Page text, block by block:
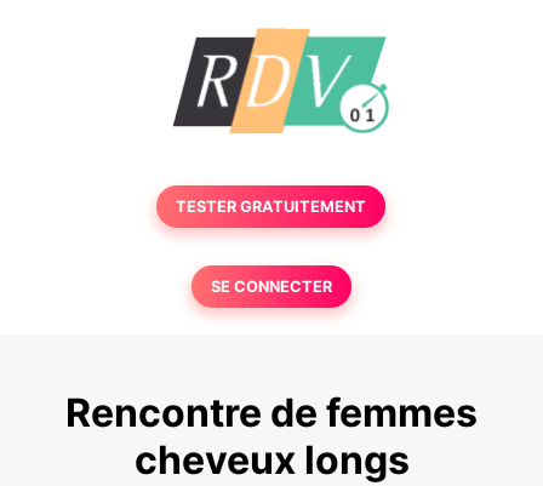
TESTER GRATUITEMENT
SE CONNECTER
Rencontre de femmes
cheveux longs